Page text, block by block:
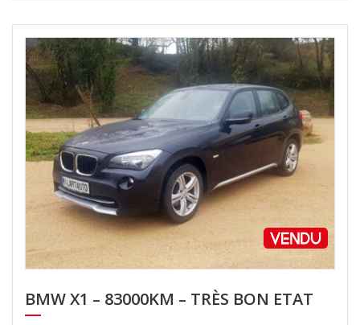
BMW X1 – 83000KM – TRÈS BON ETAT